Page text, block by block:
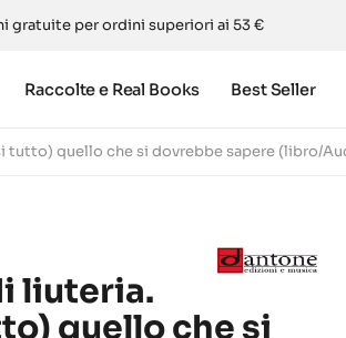
gratuite per ordini superiori ai 53 €
Raccolte e Real Books Best Seller
tutto) quello che si dovrebbe sapere (libro/
liuteria.
quello che si